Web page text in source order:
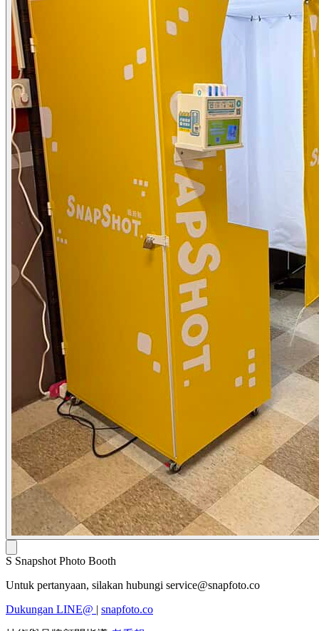
S Snapshot Photo Booth
Untuk pertanyaan, silakan hubungi service@snapfoto.co
Dukungan LINE@ | snapfoto.co